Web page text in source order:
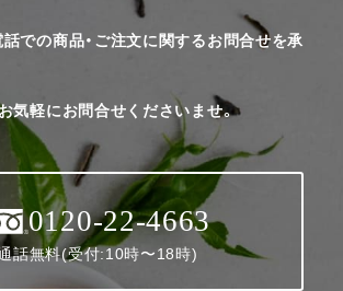
での商品・ご注文に関するお問合せを承
気軽にお問合せくださいませ。
0120-22-4663
話無料(受付:10時〜18時)